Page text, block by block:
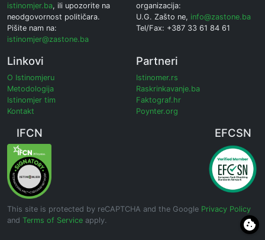
istinomjer.ba, ili upozorite na
neodgovornost političara.
Pišite nam na:
istinomjer@zastone.ba
organizacija:
U.G. Zašto ne, info@zastone.ba
Tel/Fax: +387 33 61 84 61
Linkovi
O Istinomjeru
Metodologija
Istinomjer tim
Kontakt
Partneri
Istinomer.rs
Raskrinkavanje.ba
Faktograf.hr
Poynter.org
IFCN EFCSN
This site is protected by reCAPTCHA and the Google Privacy Policy
and Terms of Service apply.